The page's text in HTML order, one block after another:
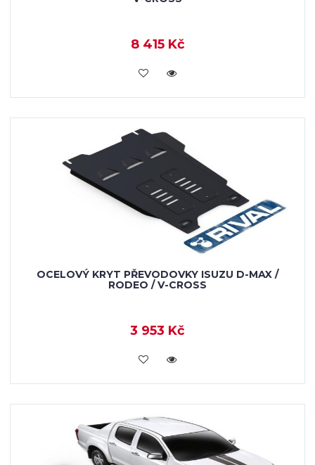
8 415 Kč
KOUPIT
OCELOVÝ KRYT PŘEVODOVKY ISUZU D-MAX /
RODEO / V-CROSS
3 953 Kč
KOUPIT